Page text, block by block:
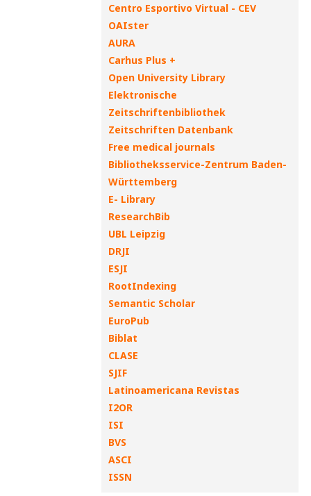
Centro Esportivo Virtual - CEV
OAIster
AURA
Carhus Plus +
Open University Library
Elektronische
Zeitschriftenbibliothek
Zeitschriften Datenbank
Free medical journals
Bibliotheksservice-Zentrum Baden-
Württemberg
E- Library
ResearchBib
UBL Leipzig
DRJI
ESJI
RootIndexing
Semantic Scholar
EuroPub
Biblat
CLASE
SJIF
Latinoamericana Revistas
I2OR
ISI
BVS
ASCI
ISSN